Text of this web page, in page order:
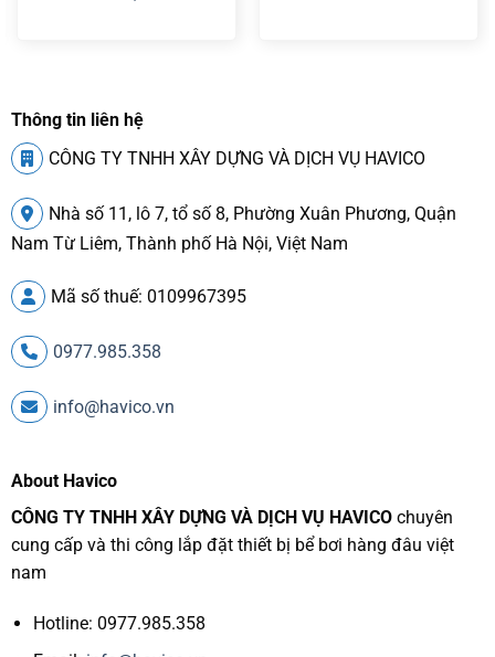
Thông tin liên hệ
CÔNG TY TNHH XÂY DỰNG VÀ DỊCH VỤ HAVICO
Nhà số 11, lô 7, tổ số 8, Phường Xuân Phương, Quận
Nam Từ Liêm, Thành phố Hà Nội, Việt Nam
Mã số thuế: 0109967395
0977.985.358
info@havico.vn
About Havico
CÔNG TY TNHH XÂY DỰNG VÀ DỊCH VỤ HAVICO chuyên
cung cấp và thi công lắp đặt thiết bị bể bơi hàng đâu việt
nam
Hotline: 0977.985.358